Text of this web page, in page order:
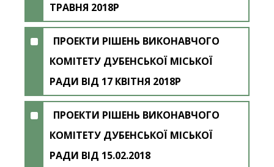
ТРАВНЯ 2018Р
ПРОЕКТИ РІШЕНЬ ВИКОНАВЧОГО
КОМІТЕТУ ДУБЕНСЬКОЇ МІСЬКОЇ
РАДИ ВІД 17 КВІТНЯ 2018Р
ПРОЕКТИ РІШЕНЬ ВИКОНАВЧОГО
КОМІТЕТУ ДУБЕНСЬКОЇ МІСЬКОЇ
РАДИ ВІД 15.02.2018